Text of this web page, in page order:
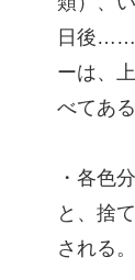
日後……
ーは、
べてある
・各色
と、捨
される。